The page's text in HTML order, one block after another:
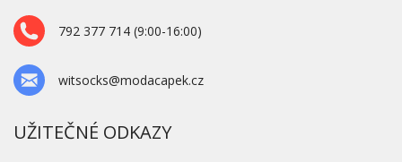
792 377 714 (9:00-16:00)
witsocks@modacapek.cz
UŽITEČNÉ ODKAZY